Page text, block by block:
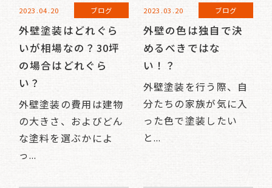
2023.04.20 ブログ
外壁塗装はどれぐら
いが相場なの？30坪
の場合はどれぐら
い？
外壁塗装の費用は建物
の大きさ、およびどん
な塗料を選ぶかによ
っ...
2023.03.20 ブログ
外壁の色は独自で決
めるべきではな
い！？
外壁塗装を行う際、自
分たちの家族が気に入
った色で塗装したい
と...